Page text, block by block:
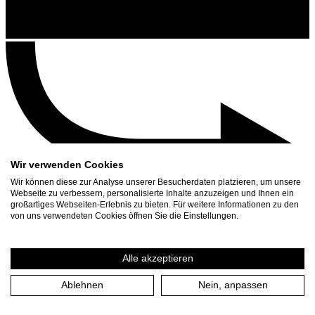
Kontakt
Presse Download
Wir verwenden Cookies
Wir können diese zur Analyse unserer Besucherdaten platzieren, um unsere
Webseite zu verbessern, personalisierte Inhalte anzuzeigen und Ihnen ein
großartiges Webseiten-Erlebnis zu bieten. Für weitere Informationen zu den
von uns verwendeten Cookies öffnen Sie die Einstellungen.
Alle akzeptieren
Ablehnen Nein, anpassen